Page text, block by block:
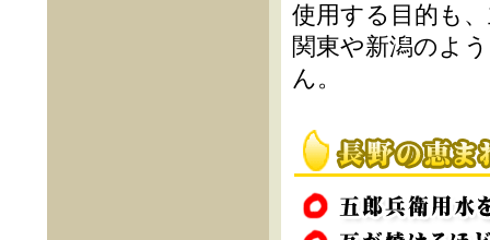
使用する目的も
関東や新潟のよ
ん。